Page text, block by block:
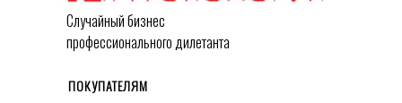
ПОКУПАТЕЛЯМ
Случайный бизнес
профессионального дилетанта